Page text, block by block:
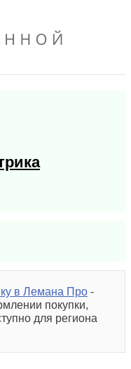
в Лемана Про -
покупки,
для региона